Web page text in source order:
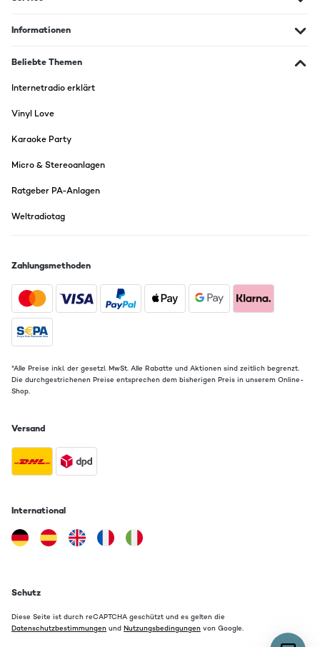
Informationen
Beliebte Themen
Internetradio erklärt
Vinyl Love
Karaoke Party
Micro & Stereoanlagen
Ratgeber PA-Anlagen
Weltradiotag
Zahlungsmethoden
*Alle Preise inkl. der gesetzl. MwSt. Alle Rabatte und Aktionen sind zeitlich begrenzt.
Die durchgestrichenen Preise entsprechen dem bisherigen Preis in unserem Online-
Shop.
Versand
International
Schutz
Diese Seite ist durch reCAPTCHA geschützt und es gelten die
Datenschutzbestimmungen und Nutzungsbedingungen von Google.